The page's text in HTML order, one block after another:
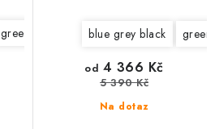
green grey black blue grey black
Na dotaz
od 4 366 Kč
5 390 Kč